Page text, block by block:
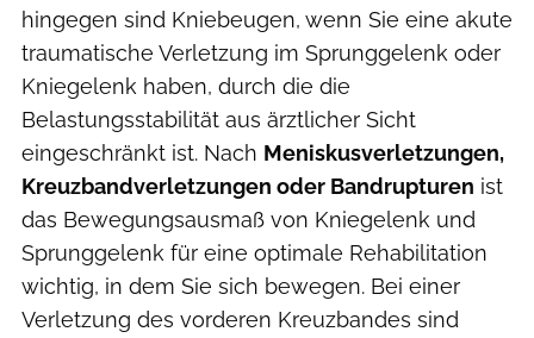
hingegen sind Kniebeugen, wenn Sie eine akute
traumatische Verletzung im Sprunggelenk oder
Kniegelenk haben, durch die die
Belastungsstabilität aus ärztlicher Sicht
eingeschränkt ist. Nach Meniskusverletzungen,
Kreuzbandverletzungen oder Bandrupturen ist
das Bewegungsausmaß von Kniegelenk und
Sprunggelenk für eine optimale Rehabilitation
wichtig, in dem Sie sich bewegen. Bei einer
Verletzung des vorderen Kreuzbandes sind